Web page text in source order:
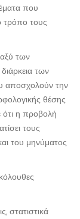
που
τρόπο τους
των
των
αποσχολούν την
θέσης
η προβολή
τους
του μηνύματος
στατιστικά